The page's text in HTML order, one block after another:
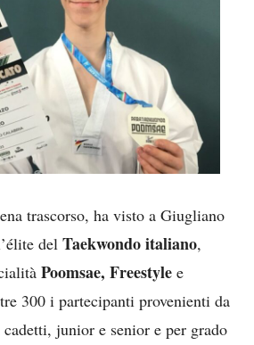
trascorso, ha visto a Giugliano
del Taekwondo italiano,
Poomsae, Freestyle e
300 i partecipanti provenienti da
junior e senior e per grado